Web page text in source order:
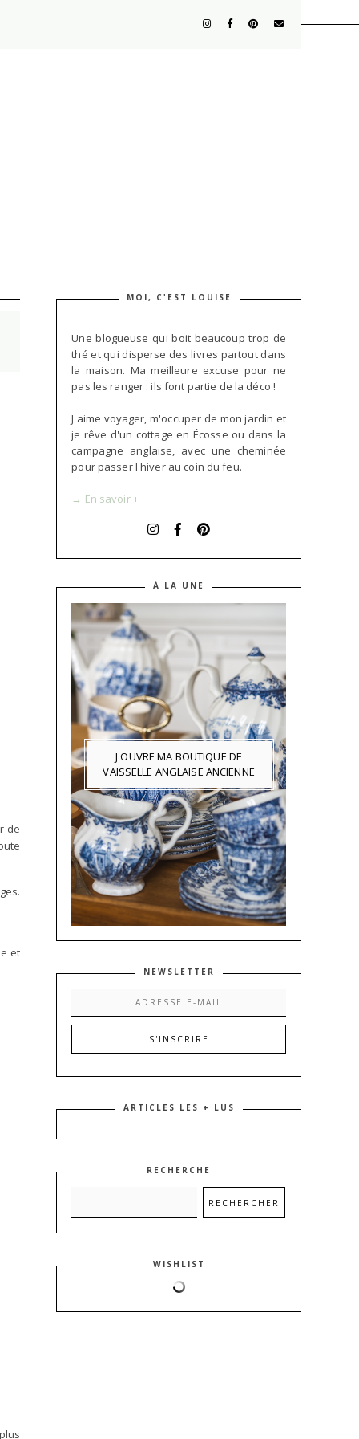
de
et
MOI, C'EST LOUISE
Une blogueuse qui boit beaucoup trop de
thé et qui disperse des livres partout dans
la maison. Ma meilleure excuse pour ne
pas les ranger : ils font partie de la déco !
J'aime voyager, m'occuper de mon jardin et
je rêve d'un cottage en Écosse ou dans la
campagne anglaise, avec une cheminée
pour passer l'hiver au coin du feu.
→ En savoir +
À LA UNE
J'OUVRE MA BOUTIQUE DE
VAISSELLE ANGLAISE ANCIENNE
NEWSLETTER
ARTICLES LES + LUS
RECHERCHE
WISHLIST